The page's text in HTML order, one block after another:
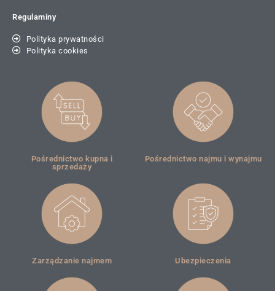
Regulaminy
Polityka prywatności
Polityka cookies
Pośrednictwo kupna i
sprzedaży
Pośrednictwo najmu i wynajmu
Zarządzanie najmem Ubezpieczenia